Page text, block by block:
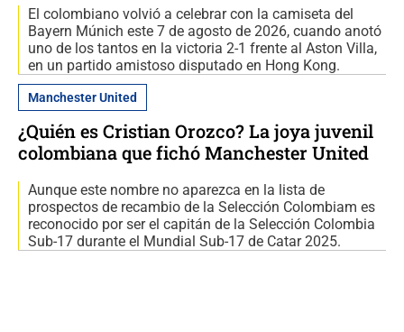
El colombiano volvió a celebrar con la camiseta del
Bayern Múnich este 7 de agosto de 2026, cuando anotó
uno de los tantos en la victoria 2-1 frente al Aston Villa,
en un partido amistoso disputado en Hong Kong.
Manchester United
¿Quién es Cristian Orozco? La joya juvenil
colombiana que fichó Manchester United
Aunque este nombre no aparezca en la lista de
prospectos de recambio de la Selección Colombiam es
reconocido por ser el capitán de la Selección Colombia
Sub-17 durante el Mundial Sub-17 de Catar 2025.